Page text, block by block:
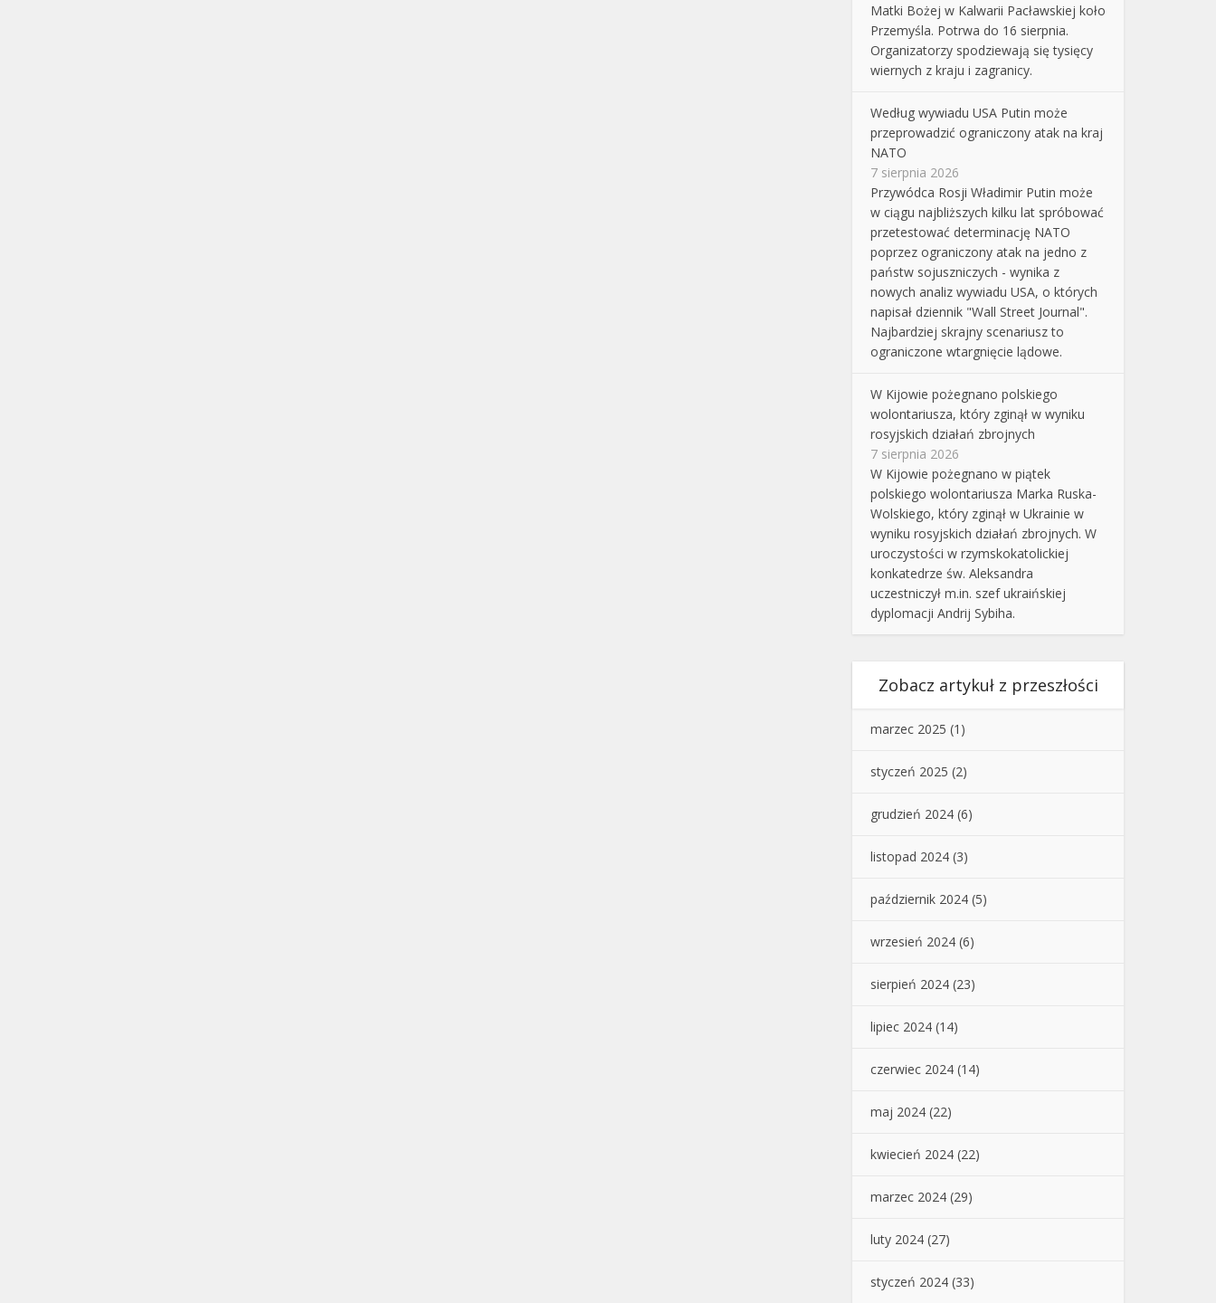
Matki Bożej w Kalwarii Pacławskiej koło
Przemyśla. Potrwa do 16 sierpnia.
Organizatorzy spodziewają się tysięcy
wiernych z kraju i zagranicy.
Według wywiadu USA Putin może
przeprowadzić ograniczony atak na kraj
NATO
7 sierpnia 2026
Przywódca Rosji Władimir Putin może
w ciągu najbliższych kilku lat spróbować
przetestować determinację NATO
poprzez ograniczony atak na jedno z
państw sojuszniczych - wynika z
nowych analiz wywiadu USA, o których
napisał dziennik "Wall Street Journal".
Najbardziej skrajny scenariusz to
ograniczone wtargnięcie lądowe.
W Kijowie pożegnano polskiego
wolontariusza, który zginął w wyniku
rosyjskich działań zbrojnych
7 sierpnia 2026
W Kijowie pożegnano w piątek
polskiego wolontariusza Marka Ruska-
Wolskiego, który zginął w Ukrainie w
wyniku rosyjskich działań zbrojnych. W
uroczystości w rzymskokatolickiej
konkatedrze św. Aleksandra
uczestniczył m.in. szef ukraińskiej
dyplomacji Andrij Sybiha.
Zobacz artykuł z przeszłości
marzec 2025 (1)
styczeń 2025 (2)
grudzień 2024 (6)
listopad 2024 (3)
październik 2024 (5)
wrzesień 2024 (6)
sierpień 2024 (23)
lipiec 2024 (14)
czerwiec 2024 (14)
maj 2024 (22)
kwiecień 2024 (22)
marzec 2024 (29)
luty 2024 (27)
styczeń 2024 (33)